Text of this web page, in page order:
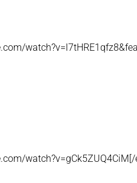
watch?v=gCk5ZUQ4CiM[/